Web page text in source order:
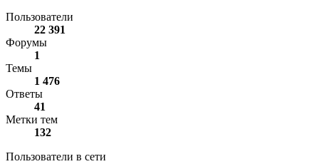
Пользователи
22 391
Форумы
1
Темы
1 476
Ответы
41
Метки тем
132
Пользователи в сети